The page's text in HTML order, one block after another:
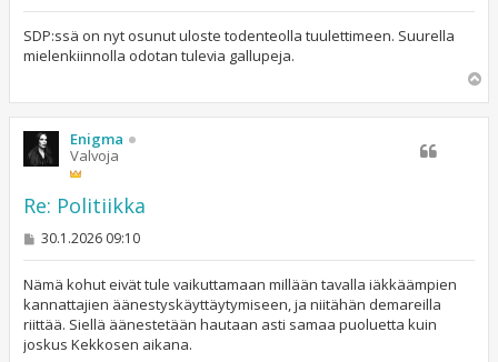
s
t
i
SDP:ssä on nyt osunut uloste todenteolla tuulettimeen. Suurella
mielenkiinnolla odotan tulevia gallupeja.
ö
Enigma
Valvoja
Re: Politiikka
V
s
t
i
30.1.2026 09:10
Nämä kohut eivät tule vaikuttamaan millään tavalla iäkkäämpien
kannattajien äänestyskäyttäytymiseen, ja niitähän demareilla
riittää. Siellä äänestetään hautaan asti samaa puoluetta kuin
joskus Kekkosen aikana.